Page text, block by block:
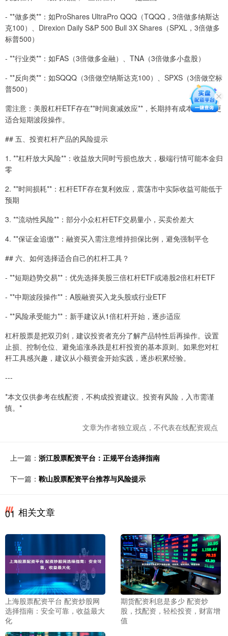
- **做多类**：如ProShares UltraPro QQQ（TQQQ，3倍做多纳斯达
克100）、Direxion Daily S&P 500 Bull 3X Shares（SPXL，3倍做多
标普500）
- **行业类**：如FAS（3倍做多金融）、TNA（3倍做多小盘股）
- **反向类**：如SQQQ（3倍做空纳斯达克100）、SPXS（3倍做空标
普500）
需注意：美股杠杆ETF存在**时间衰减效应**，长期持有成本较高，更
适合短期波段操作。
## 五、投资杠杆产品的风险提示
1. **杠杆放大风险**：收益放大同时亏损也放大，极端行情可能本金归
零
2. **时间损耗**：杠杆ETF存在复利效应，震荡市中实际收益可能低于
预期
3. **流动性风险**：部分小众杠杆ETF交易量小，买卖价差大
4. **保证金追缴**：融资买入需注意维持担保比例，避免强制平仓
## 六、如何选择适合自己的杠杆工具？
- **短期趋势交易**：优先选择美股三倍杠杆ETF或港股2倍杠杆ETF
- **中期波段操作**：A股融资买入龙头股或行业ETF
- **风险承受能力**：新手建议从1倍杠杆开始，逐步适应
杠杆股票是把双刃剑，建议投资者充分了解产品特性后再操作。设置
止损、控制仓位、避免追涨杀跌是杠杆投资的基本原则。如果您对杠
杆工具感兴趣，建议从小额资金开始实践，逐步积累经验。
---
*本文仅供参考在线配资，不构成投资建议。投资有风险，入市需谨
慎。*
文章为作者独立观点，不代表在线配资观点
上一篇： 浙江股票配资平台：正规平台选择指南
下一篇： 鞍山股票配资平台推荐与风险提示
01 相关文章
上海股票配资平台 配资炒股网
选择指南：安全可靠，收益最大
化
期货配资利息是多少 配资炒
股，找配资，轻松投资，财富增
值